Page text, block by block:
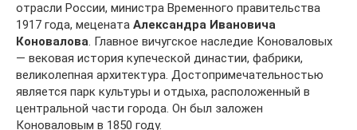
отрасли России, министра Временного правительства
1917 года, мецената Александра Ивановича
Коновалова. Главное вичугское наследие Коноваловых
— вековая история купеческой династии, фабрики,
великолепная архитектура. Достопримечательностью
является парк культуры и отдыха, расположенный в
центральной части города. Он был заложен
Коноваловым в 1850 году.